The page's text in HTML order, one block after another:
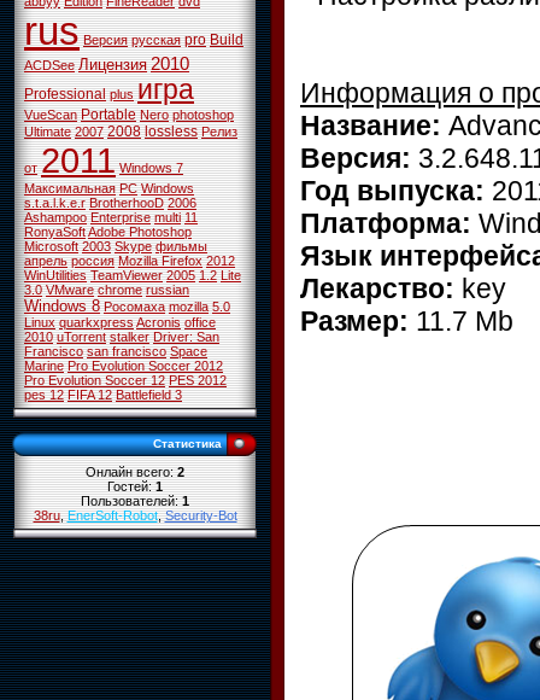
rus Версия русская pro Build
ACDSee Лицензия 2010
Professional plus игра
VueScan Portable Nero photoshop
Ultimate 2007 2008 lossless Релиз
от 2011 Windows 7
Максимальная PC Windows
s.t.a.l.k.e.r BrotherhooD 2006
Ashampoo Enterprise multi 11
RonyaSoftAdobe Photoshop
Microsoft 2003 Skype фильмы
апрель россия Mozilla Firefox 2012
WinUtilities TeamViewer 2005 1.2 Lite
3.0 VMware chrome russian
Windows 8 Росомаха mozilla 5.0
Linux quarkxpressAcronis office
2010 uTorrent stalker Driver: San
Francisco san francisco Space
Marine Pro Evolution Soccer 2012
Pro Evolution Soccer 12 PES 2012
pes 12 FIFA 12 Battlefield 3
Статистика
Онлайн всего:2
Гостей:1
Пользователей:1
38ru,EnerSoft-Robot,Security-Bot
Информация о
Название:
Версия:
Год выпуска:
Платформа:
Язык
Лекарство: key
Размер: 11.7 Mb